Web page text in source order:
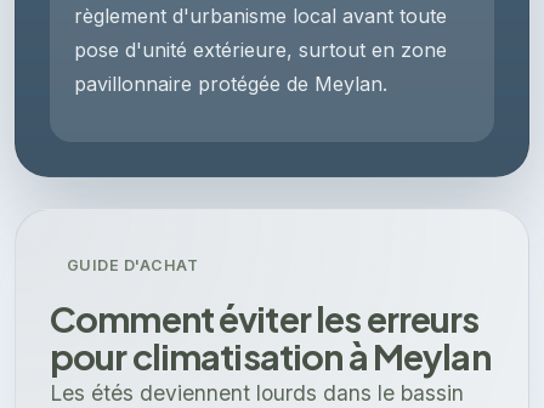
règlement d'urbanisme local avant toute
pose d'unité extérieure, surtout en zone
pavillonnaire protégée de Meylan.
GUIDE D'ACHAT
Comment éviter les erreurs
pour climatisation à Meylan
Les étés deviennent lourds dans le bassin